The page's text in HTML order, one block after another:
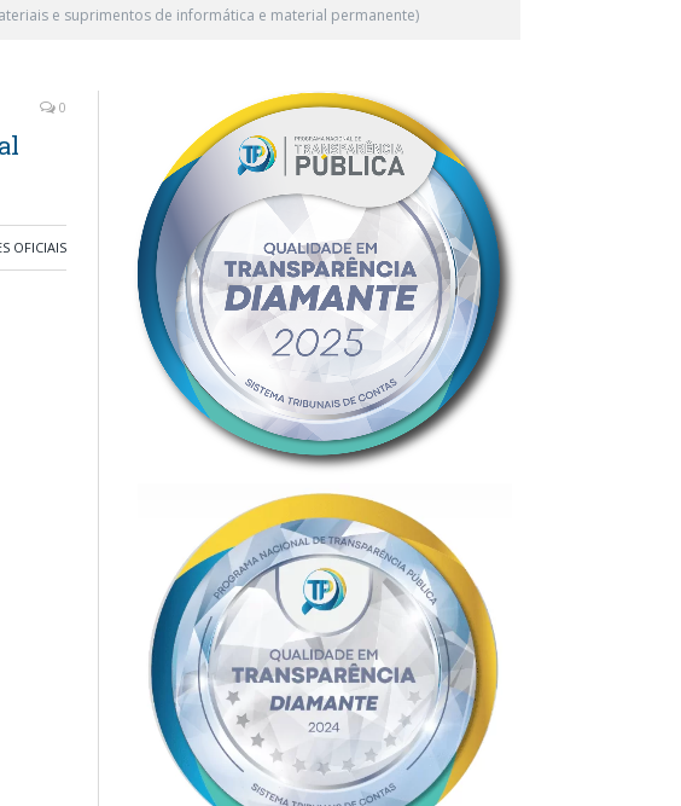
e suprimentos de informática e material permanente)
0
OFICIAIS